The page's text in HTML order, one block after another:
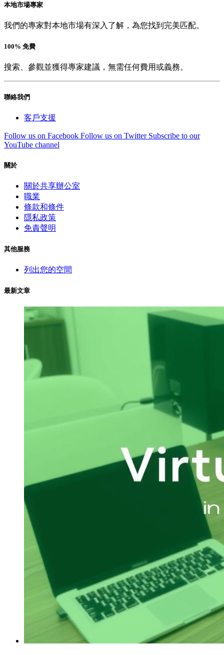
本地市場專家
我們的專家對本地市場有深入了解，為您找到完美匹配。
100% 免費
搜索、參觀並獲得專家建議，無需任何費用或義務。
聯絡我們
客戶支援
Follow us on Facebook Follow us on Twitter Subscribe to our
YouTube channel
關於
關於共享辦公室
職業
條款和條件
隱私政策
免責聲明
其他服務
列出您的空間
最新文章